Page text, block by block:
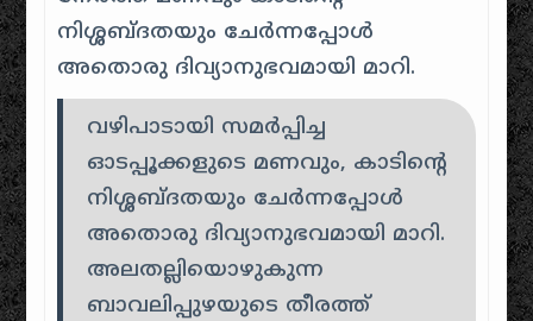
നിശ്ശബ്ദതയും ചേർന്നപ്പോൾ
അതൊരു ദിവ്യാനുഭവമായി മാറി.
വഴിപാടായി സമർപ്പിച്ച
ഓടപ്പൂക്കളുടെ മണവും, കാടിന്റെ
നിശ്ശബ്ദതയും ചേർന്നപ്പോൾ
അതൊരു ദിവ്യാനുഭവമായി മാറി.
അലതല്ലിയൊഴുകുന്ന
ബാവലിപ്പുഴയുടെ തീരത്ത്